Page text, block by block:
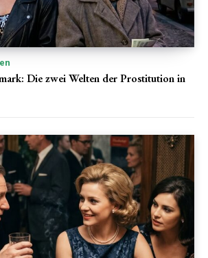
Die zwei Welten der Prostitution in